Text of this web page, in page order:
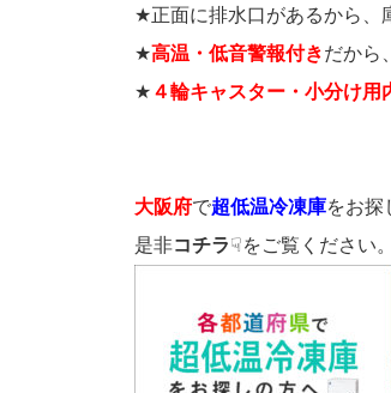
★正面に排水口があるから、
★高温・低音警報付きだから
★ ４輪キャスター・小分け用
大阪府で超低温冷凍庫をお探
是非コチラ☟をご覧ください。